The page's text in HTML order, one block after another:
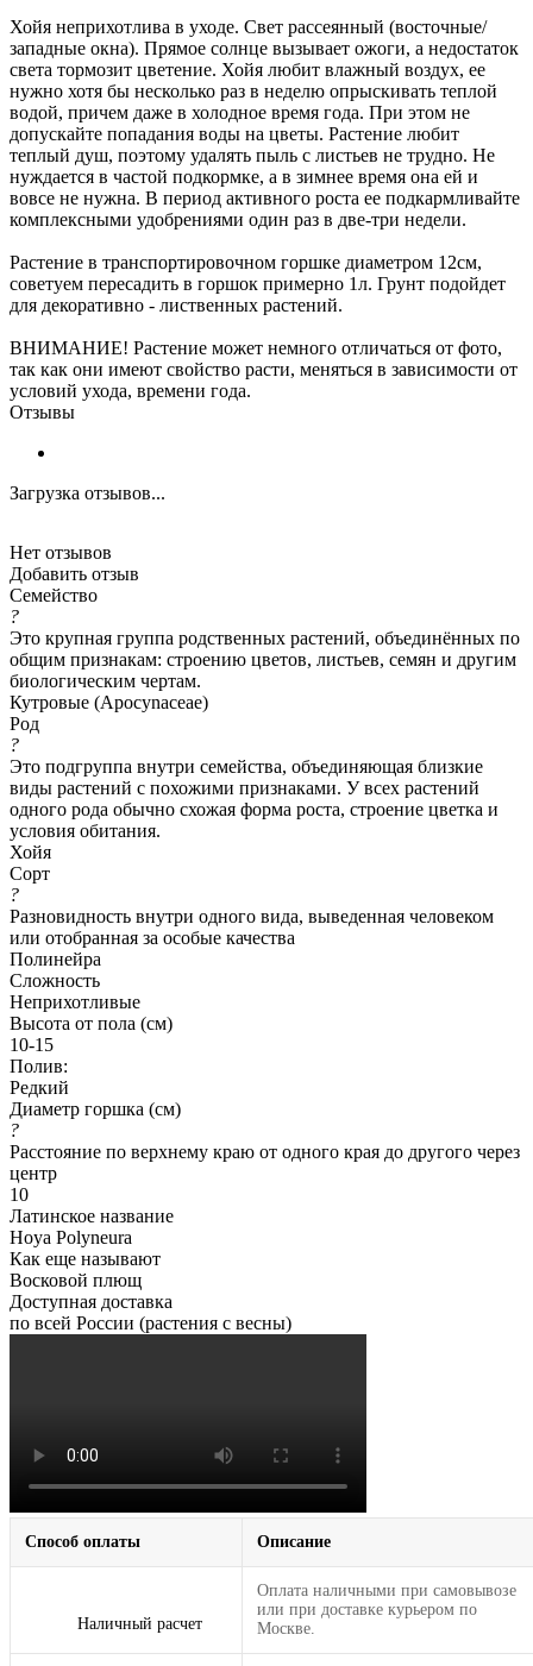
Хойя неприхотлива в уходе. Свет рассеянный (восточные/
западные окна). Прямое солнце вызывает ожоги, а недостаток
света тормозит цветение. Хойя любит влажный воздух, ее
нужно хотя бы несколько раз в неделю опрыскивать теплой
водой, причем даже в холодное время года. При этом не
допускайте попадания воды на цветы. Растение любит
теплый душ, поэтому удалять пыль с листьев не трудно. Не
нуждается в частой подкормке, а в зимнее время она ей и
вовсе не нужна. В период активного роста ее подкармливайте
комплексными удобрениями один раз в две-три недели.
Растение в транспортировочном горшке диаметром 12см,
советуем пересадить в горшок примерно 1л. Грунт подойдет
для декоративно - лиственных растений.
ВНИМАНИЕ! Растение может немного отличаться от фото,
так как они имеют свойство расти, меняться в зависимости от
условий ухода, времени года.
Отзывы
Загрузка отзывов...
Нет отзывов
Добавить отзыв
Семейство
?
Это крупная группа родственных растений, объединённых по
общим признакам: строению цветов, листьев, семян и другим
биологическим чертам.
Кутровые (Apocynaceae)
Род
?
Это подгруппа внутри семейства, объединяющая близкие
виды растений с похожими признаками. У всех растений
одного рода обычно схожая форма роста, строение цветка и
условия обитания.
Хойя
Сорт
?
Разновидность внутри одного вида, выведенная человеком
или отобранная за особые качества
Полинейра
Сложность
Неприхотливые
Высота от пола (см)
10-15
Полив:
Редкий
Диаметр горшка (см)
?
Расстояние по верхнему краю от одного края до другого через
центр
10
Латинское название
Hoya Polyneura
Как еще называют
Восковой плющ
Доступная доставка
по всей России (растения с весны)
Способ оплаты Описание
Наличный расчет
Оплата наличными при самовывозе
или при доставке курьером по
Москве.